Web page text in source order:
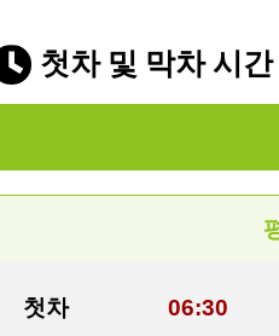
첫차 및 막차 시간
첫차 06:30